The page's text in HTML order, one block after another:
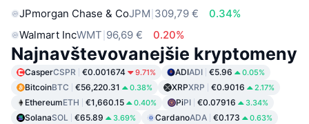
JPmorgan Chase & CoJPM 309,79 €
0.34%
Walmart IncWMT 96,69 € 0.20%
Najnavštevovanejšie kryptomeny
CasperCSPR €0.001674 9.71% ADIADI €5.96 0.05%
BitcoinBTC €56,220.31 0.38% XRPXRP €0.9016 2.17%
EthereumETH €1,660.15 0.40% PiPI €0.07916 3.34%
SolanaSOL €65.89 3.69% CardanoADA €0.173 0.63%